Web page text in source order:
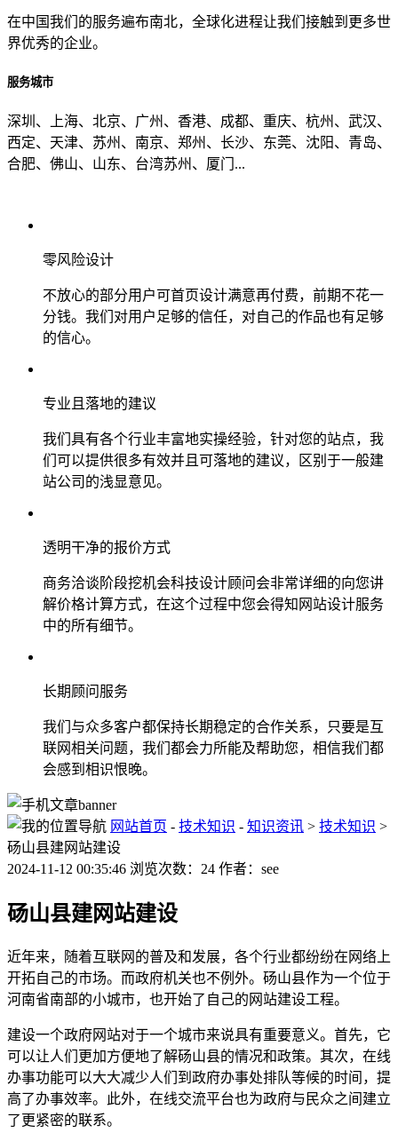
在中国我们的服务遍布南北，全球化进程让我们接触到更多世
界优秀的企业。
服务城市
深圳、上海、北京、广州、香港、成都、重庆、杭州、武汉、
西定、天津、苏州、南京、郑州、长沙、东莞、沈阳、青岛、
合肥、佛山、山东、台湾苏州、厦门...
零风险设计
不放心的部分用户可首页设计满意再付费，前期不花一
分钱。我们对用户足够的信任，对自己的作品也有足够
的信心。
专业且落地的建议
我们具有各个行业丰富地实操经验，针对您的站点，我
们可以提供很多有效并且可落地的建议，区别于一般建
站公司的浅显意见。
透明干净的报价方式
商务洽谈阶段挖机会科技设计顾问会非常详细的向您讲
解价格计算方式，在这个过程中您会得知网站设计服务
中的所有细节。
长期顾问服务
我们与众多客户都保持长期稳定的合作关系，只要是互
联网相关问题，我们都会力所能及帮助您，相信我们都
会感到相识恨晚。
网站首页 - 技术知识 - 知识资讯 > 技术知识 >
砀山县建网站建设
2024-11-12 00:35:46 浏览次数：24 作者：see
砀山县建网站建设
近年来，随着互联网的普及和发展，各个行业都纷纷在网络上
开拓自己的市场。而政府机关也不例外。砀山县作为一个位于
河南省南部的小城市，也开始了自己的网站建设工程。
建设一个政府网站对于一个城市来说具有重要意义。首先，它
可以让人们更加方便地了解砀山县的情况和政策。其次，在线
办事功能可以大大减少人们到政府办事处排队等候的时间，提
高了办事效率。此外，在线交流平台也为政府与民众之间建立
了更紧密的联系。